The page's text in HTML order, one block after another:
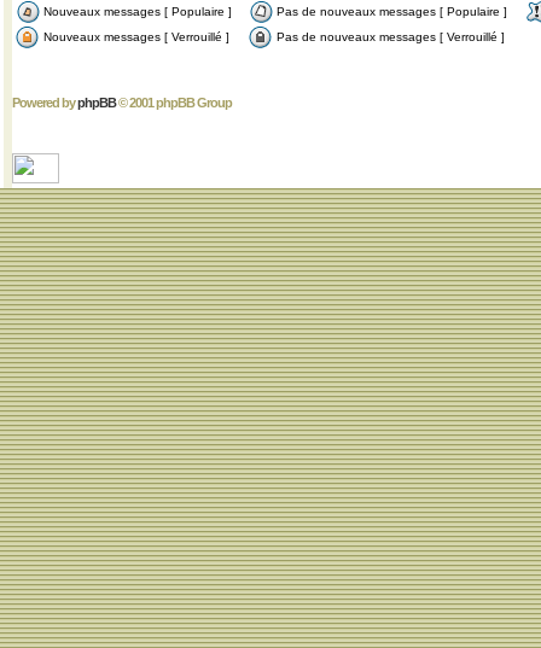
Nouveaux messages [ Populaire ]
Pas de nouveaux messages [ Populaire ]
Nouveaux messages [ Verrouillé ]
Pas de nouveaux messages [ Verrouillé ]
Powered byphpBB© 2001 phpBB Group